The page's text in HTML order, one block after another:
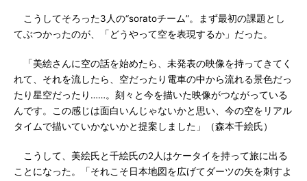
こうしてそろった3人の“soratoチーム”。まず最初の課題とし
てぶつかったのが、「どうやって空を表現するか」だった。
「美絵さんに空の話を始めたら、未発表の映像を持ってきてく
れて、それを流したら、空だったり電車の中から流れる景色だっ
たり星空だったり……。刻々と今を描いた映像がつながっている
んです。この感じは面白いんじゃないかと思い、今の空をリアル
タイムで描いていかないかと提案しました」（森本千絵氏）
こうして、美絵氏と千絵氏の2人はケータイを持って旅に出る
ことになった。「それこそ日本地図を広げてダーツの矢を刺すよ